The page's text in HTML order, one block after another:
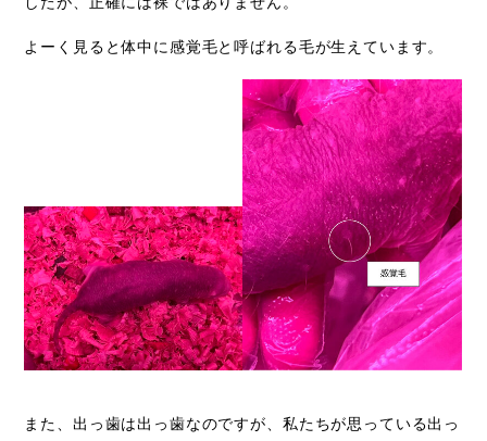
よーく見ると体中に感覚毛と呼ばれる毛が生えています。
また、出っ歯は出っ歯なのですが、私たちが思っている出っ